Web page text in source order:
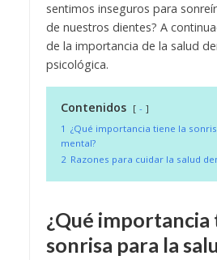
sentimos inseguros para
de nuestros dientes? A
de la importancia de la salud
psicológica.
Contenidos
-
1 ¿Qué importancia tiene la
mental?
2 Razones para cuidar la salud
¿Qué importancia
sonrisa para la